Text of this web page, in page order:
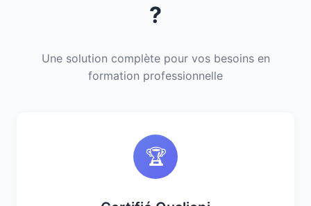
?
Une solution complète pour vos besoins en
formation professionnelle
🏆